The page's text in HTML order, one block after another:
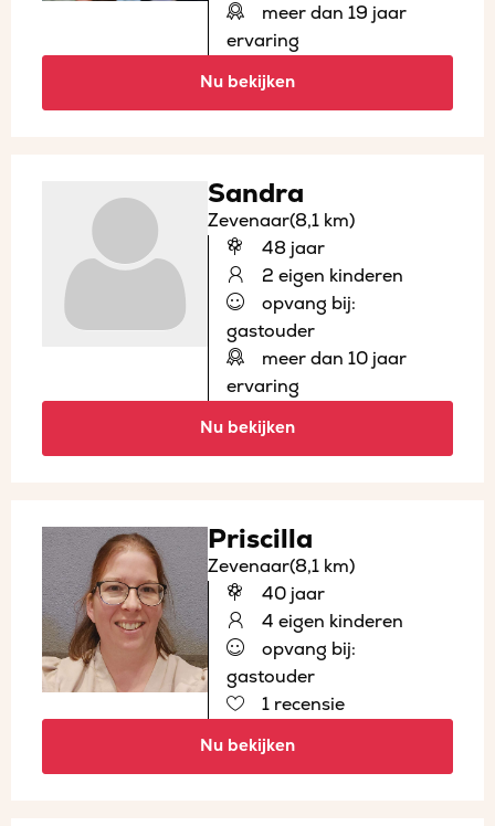
meer dan 19 jaar
ervaring
Nu bekijken
Sandra
Zevenaar(8,1 km)
48 jaar
2 eigen kinderen
opvang bij:
gastouder
meer dan 10 jaar
ervaring
Nu bekijken
Priscilla
Zevenaar(8,1 km)
40 jaar
4 eigen kinderen
opvang bij:
gastouder
1 recensie
Nu bekijken